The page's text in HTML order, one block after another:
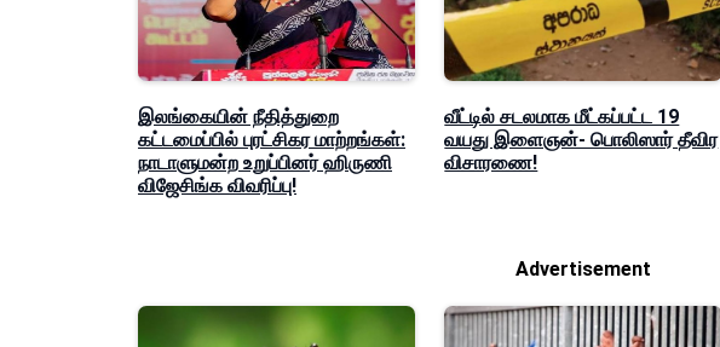
இலங்கையின் நீதித்துறை
கட்டமைப்பில் புரட்சிகர மாற்றங்கள்:
நாடாளுமன்ற உறுப்பினர் ஹிருணி
விஜேசிங்க விவரிப்பு!
வீட்டில் சடலமாக மீட்கப்பட்ட 19
வயது இளைஞன்- பொலிஸார் தீவிர
விசாரணை!
Advertisement